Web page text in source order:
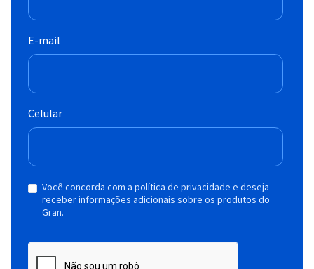
E-mail
Celular
Você concorda com a política de privacidade e deseja
receber informações adicionais sobre os produtos do
Gran.